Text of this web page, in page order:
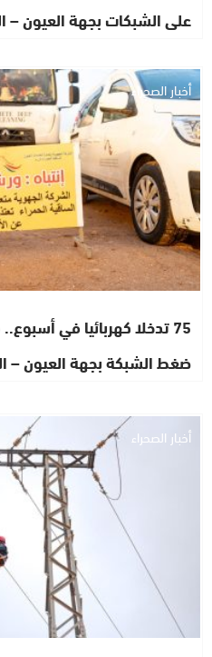
على الشبكات بجهة العيون –
أخبار الصحراء
75 تدخلا كهربائيا في
ضغط الشبكة بجهة العيون –
أخبار الصحراء